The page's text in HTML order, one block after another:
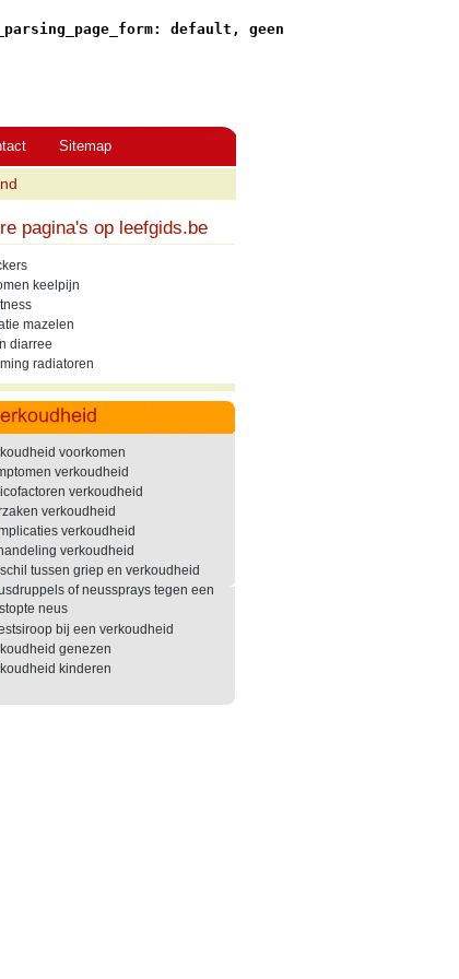
default, geen
Sitemap
pagina's op leefgids.be
keelpijn
mazelen
diarree
radiatoren
voorkomen
verkoudheid
verkoudheid
verkoudheid
verkoudheid
verkoudheid
tussen griep en verkoudheid
of neussprays tegen een
neus
bij een verkoudheid
genezen
kinderen